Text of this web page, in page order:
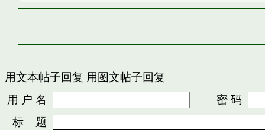
用文本帖子回复 用图文帖子回复
用 户 名
密 码
标 题